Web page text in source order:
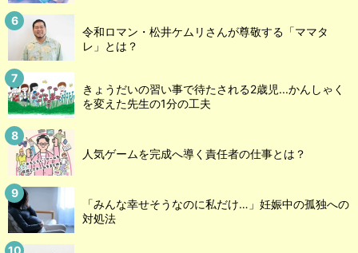
令和ロマン・松井ケムリさんが尊敬する「ママタ
レ」とは？
きょうだいの習い事で待たされる2歳児...かんしゃく
を変えた先生の1分の工夫
人気ゲームを完成へ導く責任者の仕事とは？
「みんな幸せそうなのに私だけ…」妊娠中の孤独への
対処法